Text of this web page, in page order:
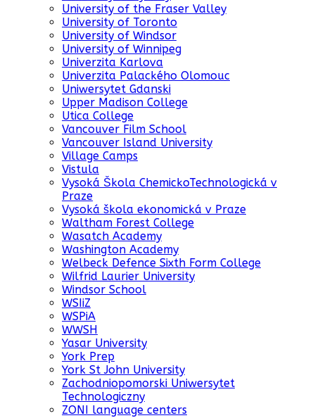
University of the Fraser Valley
University of Toronto
University of Windsor
University of Winnipeg
Univerzita Karlova
Univerzita Palackého Olomouc
Uniwersytet Gdanski
Upper Madison College
Utica College
Vancouver Film School
Vancouver Island University
Village Camps
Vistula
Vysoká Škola ChemickoTechnologická v
Praze
Vysoká škola ekonomická v Praze
Waltham Forest College
Wasatch Academy
Washington Academy
Welbeck Defence Sixth Form College
Wilfrid Laurier University
Windsor School
WSIiZ
WSPiA
WWSH
Yasar University
York Prep
York St John University
Zachodniopomorski Uniwersytet
Technologiczny
ZONI language centers